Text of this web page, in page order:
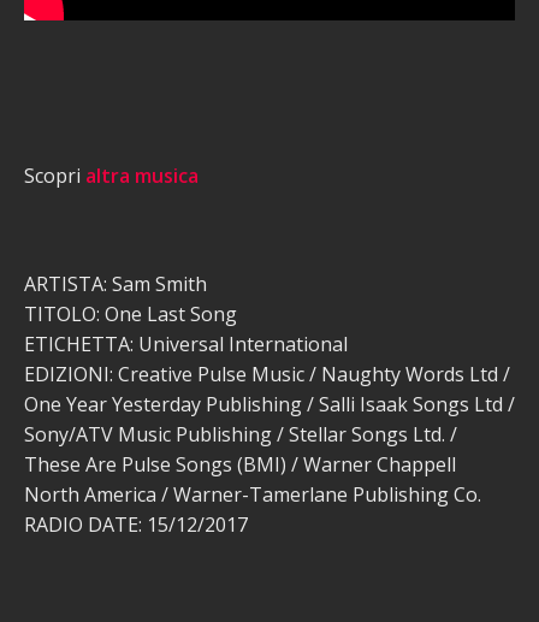
Scopri altra musica
ARTISTA: Sam Smith
TITOLO: One Last Song
ETICHETTA: Universal International
EDIZIONI: Creative Pulse Music / Naughty Words Ltd /
One Year Yesterday Publishing / Salli Isaak Songs Ltd /
Sony/ATV Music Publishing / Stellar Songs Ltd. /
These Are Pulse Songs (BMI) / Warner Chappell
North America / Warner-Tamerlane Publishing Co.
RADIO DATE: 15/12/2017